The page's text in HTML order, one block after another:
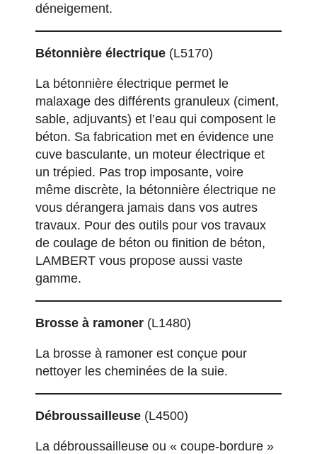
déneigement.
Bétonnière électrique (L5170)
La bétonnière électrique permet le
malaxage des différents granuleux (ciment,
sable, adjuvants) et l’eau qui composent le
béton. Sa fabrication met en évidence une
cuve basculante, un moteur électrique et
un trépied. Pas trop imposante, voire
même discrète, la bétonnière électrique ne
vous dérangera jamais dans vos autres
travaux. Pour des outils pour vos travaux
de coulage de béton ou finition de béton,
LAMBERT vous propose aussi vaste
gamme.
Brosse à ramoner (L1480)
La brosse à ramoner est conçue pour
nettoyer les cheminées de la suie.
Débroussailleuse (L4500)
La débroussailleuse ou « coupe-bordure »